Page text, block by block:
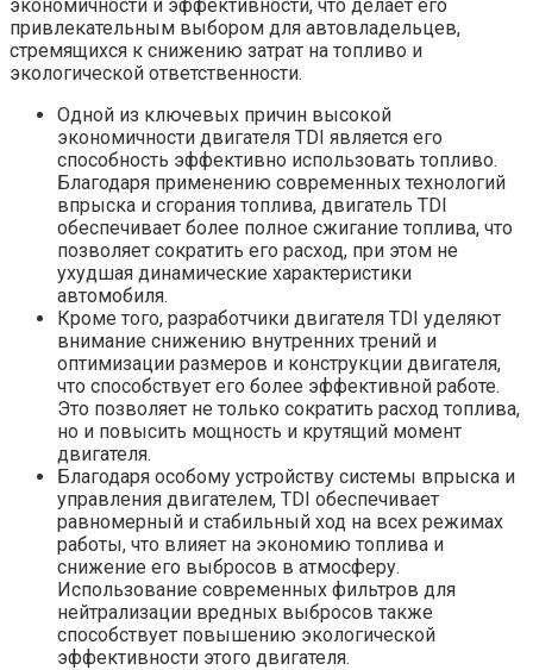
экономичности и эффективности, что делает его
привлекательным выбором для автовладельцев,
стремящихся к снижению затрат на топливо и
экологической ответственности.
Одной из ключевых причин высокой
экономичности двигателя TDI является его
способность эффективно использовать топливо.
Благодаря применению современных технологий
впрыска и сгорания топлива, двигатель TDI
обеспечивает более полное сжигание топлива, что
позволяет сократить его расход, при этом не
ухудшая динамические характеристики
автомобиля.
Кроме того, разработчики двигателя TDI уделяют
внимание снижению внутренних трений и
оптимизации размеров и конструкции двигателя,
что способствует его более эффективной работе.
Это позволяет не только сократить расход топлива,
но и повысить мощность и крутящий момент
двигателя.
Благодаря особому устройству системы впрыска и
управления двигателем, TDI обеспечивает
равномерный и стабильный ход на всех режимах
работы, что влияет на экономию топлива и
снижение его выбросов в атмосферу.
Использование современных фильтров для
нейтрализации вредных выбросов также
способствует повышению экологической
эффективности этого двигателя.